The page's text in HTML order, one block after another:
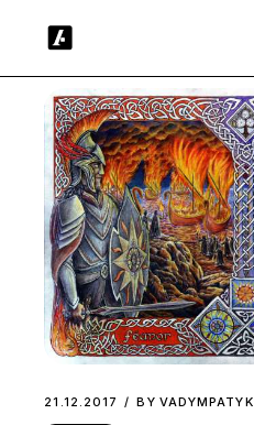
21.12.2017 BY VADYMPATYK